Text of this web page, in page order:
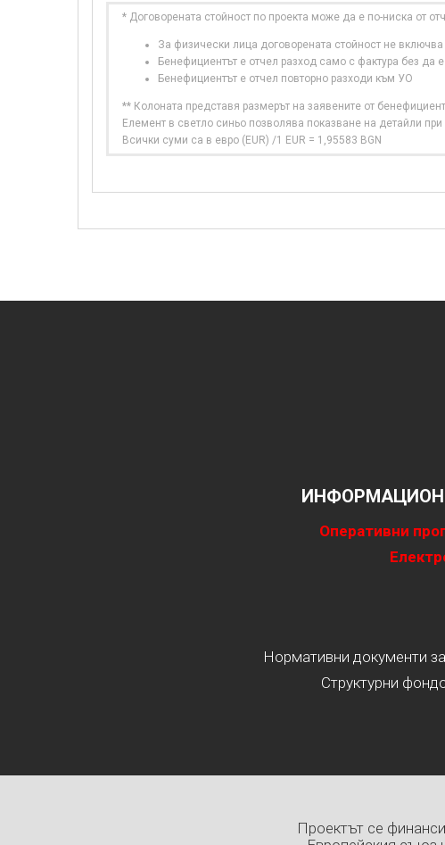
* Договорената стойност по проекта може да е по-ниска от
За физически лица договорената стойност не
Бенефициентът е отчел разход само с фактура без да
Бенефициентът е отчел повторно разходи към УО
** Колоната представя размерът на заявените от
Елемент в светло синьо позволява показване на детайли
Всички суми са в евро (EUR) /1 EUR = 1,95583 BGN
Оперативни
Нормативни документи
Структурни
Проектът се